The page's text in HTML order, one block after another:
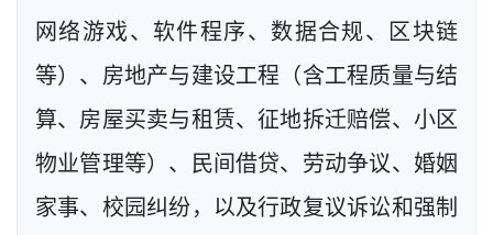
网络游戏、软件程序、数据合规、区块链
等）、房地产与建设工程（含工程质量与结
算、房屋买卖与租赁、征地拆迁赔偿、小区
物业管理等）、民间借贷、劳动争议、婚姻
家事、校园纠纷，以及行政复议诉讼和强制